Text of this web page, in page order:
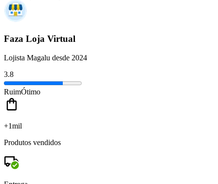
Faza Loja Virtual
Lojista Magalu desde 2024
3.8
RuimÓtimo
+1mil
Produtos vendidos